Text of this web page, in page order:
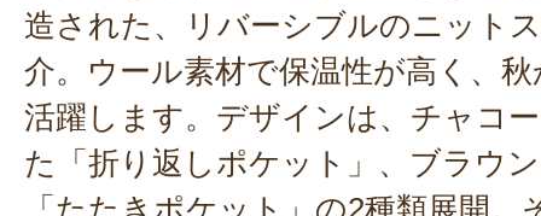
造された、リバーシブルのニット
介。ウール素材で保温性が高く、
活躍します。デザインは、チャコ
た「折り返しポケット」、ブラウ
「たたきポケット」の2種類展開